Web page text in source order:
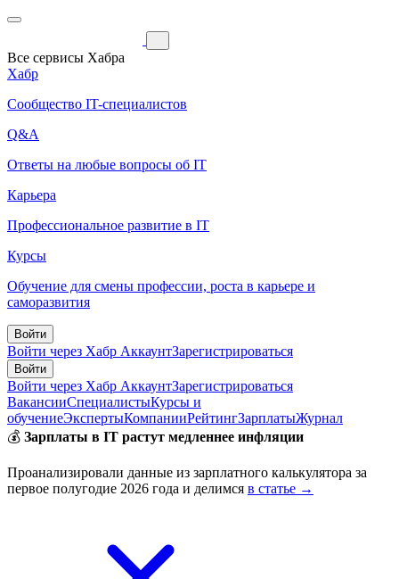
Все сервисы Хабра
Хабр
Сообщество IT-специалистов
Q&A
Ответы на любые вопросы об IT
Карьера
Профессиональное развитие в IT
Курсы
Обучение для смены профессии, роста в карьере и
саморазвития
Войти
Войти через Хабр АккаунтЗарегистрироваться
Войти
Войти через Хабр АккаунтЗарегистрироваться
ВакансииСпециалистыКурсы и
обучениеЭкспертыКомпанииРейтингЗарплатыЖурнал
💰 Зарплаты в IT растут медленнее инфляции
Проанализировали данные из зарплатного калькулятора за
первое полугодие 2026 года и делимся в статье →